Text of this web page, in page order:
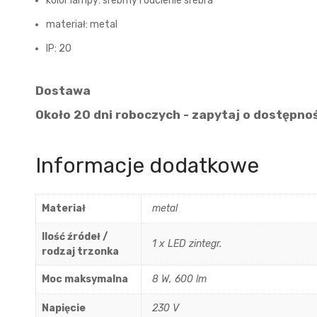
materiał: metal
IP: 20
Dostawa
Około 20 dni roboczych - zapytaj o
Informacje dodatkowe
Materiał metal
Ilość źródeł /
rodzaj trzonka
1 x LED zintegr.
Moc maksymalna 8 W, 600 lm
Napięcie 230 V